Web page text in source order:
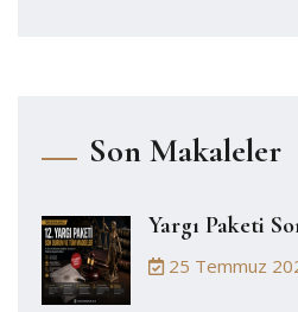
Son Makaleler
Yargı Paketi
25 Temmuz